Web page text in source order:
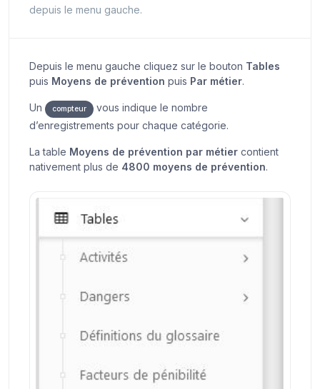
depuis le menu gauche.
Depuis le menu gauche cliquez sur le bouton Tables
puis Moyens de prévention puis Par métier.
Un compteur
vous indique le nombre
d’enregistrements pour chaque catégorie.
La table Moyens de prévention par métier contient
nativement plus de 4800 moyens de prévention.